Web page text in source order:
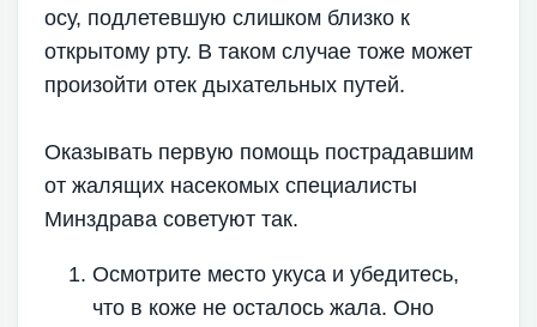
осу, подлетевшую слишком близко к
открытому рту. В таком случае тоже может
произойти отек дыхательных путей.
Оказывать первую помощь пострадавшим
от жалящих насекомых специалисты
Минздрава советуют так.
Осмотрите место укуса и убедитесь,
что в коже не осталось жала. Оно